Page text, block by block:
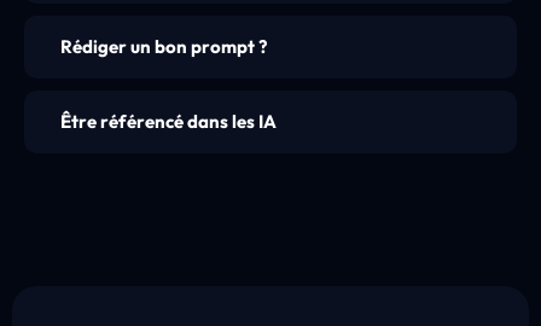
Rédiger un bon prompt ?
Être référencé dans les IA